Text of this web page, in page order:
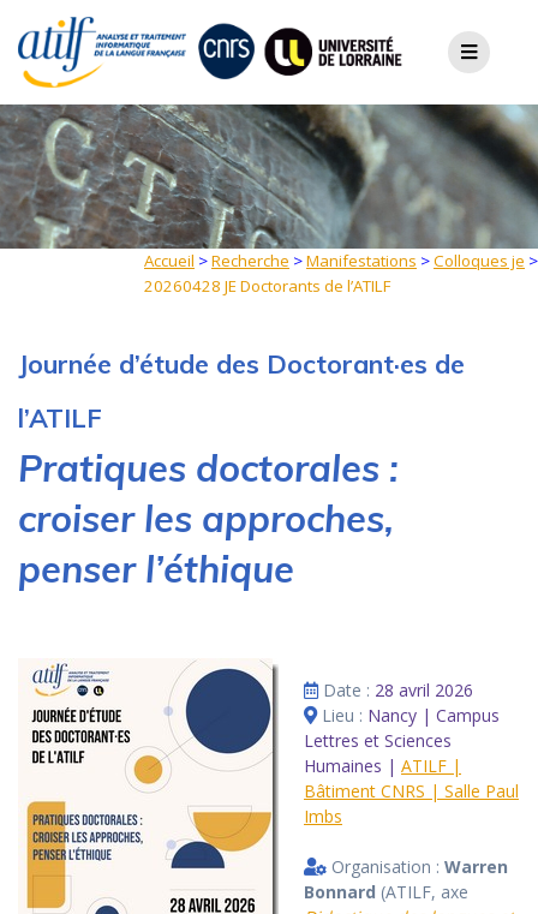
content
Accueil >Recherche >Manifestations >Colloques je >
20260428 JE Doctorants de l’ATILF
Journée d’étude des Doctorant·es de
l’ATILF
Pratiques doctorales :
croiser les approches,
penser l’éthique
Date : 28 avril 2026
Lieu : Nancy | Campus
Lettres et Sciences
Humaines | ATILF |
Bâtiment CNRS | Salle Paul
Imbs
Organisation : Warren
Bonnard (ATILF, axe